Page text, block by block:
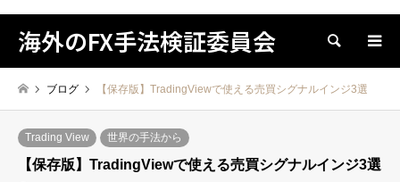
海外のFX手法検証委員会 検索
ブログ 【保存版】TradingViewで使える売買シグナルインジ3選
Trading View 世界の手法から
【保存版】TradingViewで使える売買シグナルインジ3選